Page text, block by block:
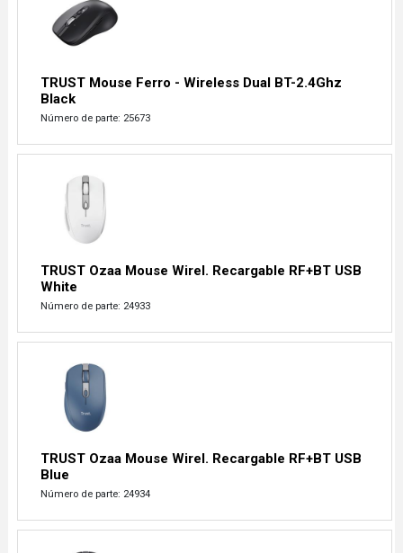
TRUST Mouse Ferro - Wireless Dual BT-2.4Ghz
Black
Número de parte: 25673
TRUST Ozaa Mouse Wirel. Recargable RF+BT USB
White
Número de parte: 24933
TRUST Ozaa Mouse Wirel. Recargable RF+BT USB
Blue
Número de parte: 24934